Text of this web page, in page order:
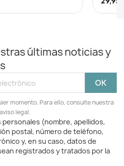
últimas noticias y
momento. Para ello, consulte nuestra
legal.
(nombre, apellidos,
postal, número de teléfono,
y, en su caso, datos de
registrados y tratados por la